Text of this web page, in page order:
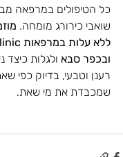
כל הטיפולים במרפאה
שואבי כירורג מומחה.
ובכפר סבא ולגלות כיצד
רענן וטבעי, בדיוק כפי
שמכבדת את מי שאת.